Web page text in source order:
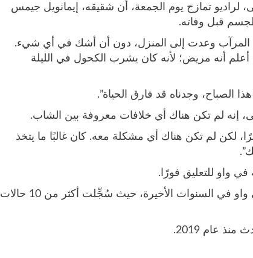
تمازج يوم الجمعة، أن شقيقه، إيمانويل جيمس
قبل وفاته.
المرآب وعدت إلى المنزل، دون أن أشك في أي شيء.
أنه مريض؛ لأنه كان يشرب الكحول في الليلة
الصباح، وجدناه قد فارق الحياة”.
إنه لم تكن هناك أي خلافات معروفة بين الشاب.
لم تكن هناك أي مشكلة معه. كان غالبًا ما يتخذ
واو للتعليق فورًا.
ارتفعت معدلات الانتحار بين الشباب في واو في السنوات الأخيرة، حيث سُجِّلت أكثر من 10 حالات
عام 2019.